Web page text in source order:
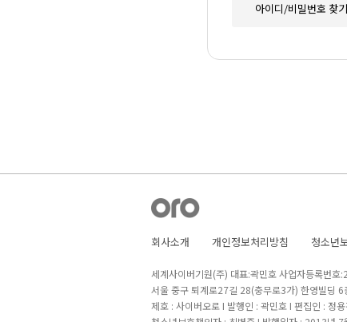
아이디/비밀번호 찾기
회사소개 개인정보처리방침 청소년
세계사이버기원(주) 대표:곽민호 사업자등록번
서울 중구 퇴계로27길 28(충무로3가) 한영빌딩 6
제호 : 사이버오로 I 발행인 : 곽민호 I 편집인 : 정